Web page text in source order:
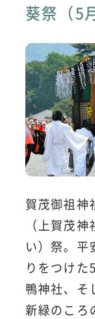
葵祭（5
賀茂御祖神
（上賀茂
い）祭。平
りをつけた
鴨神社、そ
新緑のころ